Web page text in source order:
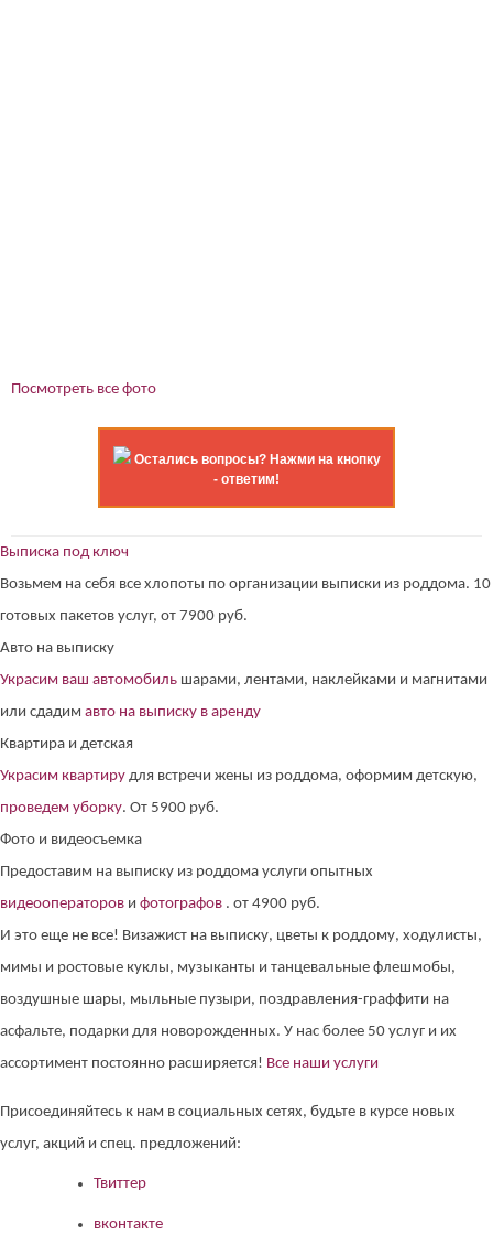
Посмотреть все фото
Остались вопросы? Нажми на кнопку
- ответим!
Выписка под ключ
Возьмем на себя все хлопоты по организации выписки из роддома. 10
готовых пакетов услуг, от 7900 руб.
Авто на выписку
Украсим ваш автомобиль шарами, лентами, наклейками и магнитами
или сдадим авто на выписку в аренду
Квартира и детская
Украсим квартиру для встречи жены из роддома, оформим детскую,
проведем уборку. От 5900 руб.
Фото и видеосъемка
Предоставим на выписку из роддома услуги опытных
видеооператоров и фотографов . от 4900 руб.
И это еще не все! Визажист на выписку, цветы к роддому, ходулисты,
мимы и ростовые куклы, музыканты и танцевальные флешмобы,
воздушные шары, мыльные пузыри, поздравления-граффити на
асфальте, подарки для новорожденных. У нас более 50 услуг и их
ассортимент постоянно расширяется! Все наши услуги
Присоединяйтесь к нам в социальных сетях, будьте в курсе новых
услуг, акций и спец. предложений:
Твиттер
вконтакте